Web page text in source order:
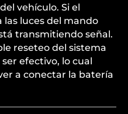
vehículo. Si el
luces del mando
transmitiendo señal.
reseteo del sistema
efectivo, lo cual
a conectar la batería